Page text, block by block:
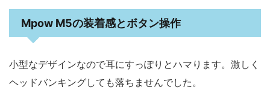
Mpow M5の装着感とボタン操作
小型なデザインなので耳にすっぽりとハマります。激しく
ヘッドバンキングしても落ちませんでした。